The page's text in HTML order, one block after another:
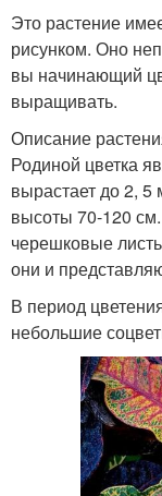
Это растение
рисунком. Оно
вы начинающий
выращивать.
Описание
Родиной цветка
вырастает до 2, 5
высоты 70-120
черешковые
они и
В период
небольшие